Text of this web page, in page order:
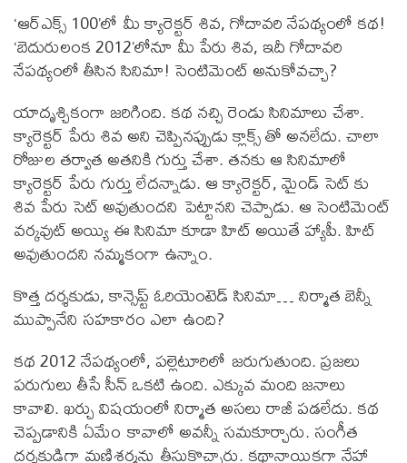
‘ఆర్ఎక్స్ 100’లో మీ క్యారెక్టర్ శివ, గోదావరి నేపథ్యంలో కథ!
‘బెదురులంక 2012’లోనూ మీ పేరు శివ, ఇదీ గోదావరి
నేపథ్యంలో తీసిన సినిమా! సెంటిమెంట్‌ అనుకోవచ్చా?
యాదృశ్చికంగా జరిగింది. కథ నచ్చి రెండు సినిమాలు చేశా.
క్యారెక్టర్ పేరు శివ అని చెప్పినప్పుడు క్లాక్స్ తో అనలేదు. చాలా
రోజుల తర్వాత అతనికి గుర్తు చేశా. తనకు ఆ సినిమాలో
క్యారెక్టర్ పేరు గుర్తు లేదన్నాడు. ఆ క్యారెక్టర్, మైండ్ సెట్ కు
శివ పేరు సెట్ అవుతుందని పెట్టానని చెప్పాడు. ఆ సెంటిమెంట్
వర్కవుట్ అయ్యి ఈ సినిమా కూడా హిట్ అయితే హ్యాపీ. హిట్
అవుతుందని నమ్మకంగా ఉన్నాం.
కొత్త దర్శకుడు, కాన్సెప్ట్ ఓరియెంటెడ్ సినిమా… నిర్మాత బెన్నీ
ముప్పానేని సహకారం ఎలా ఉంది?
కథ 2012 నేపథ్యంలో, పల్లెటూరిలో జరుగుతుంది. ప్రజలు
పరుగులు తీసే సీన్ ఒకటి ఉంది. ఎక్కువ మంది జనాలు
కావాలి. ఖర్చు విషయంలో నిర్మాత అసలు రాజీ పడలేదు. కథ
చెప్పడానికి ఏమేం కావాలో అవన్నీ సమకూర్చారు. సంగీత
దర్శకుడిగా మణిశర్మను తీసుకొచ్చారు. కథానాయికగా నేహా